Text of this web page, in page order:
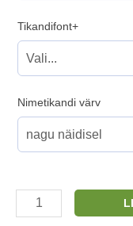
Tikandifont+
Nimetikandi värv
Seljakott
veekindel